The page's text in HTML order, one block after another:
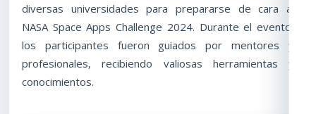
diversas universidades para prepararse de cara al
NASA Space Apps Challenge 2024. Durante el evento,
los participantes fueron guiados por mentores y
profesionales, recibiendo valiosas herramientas y
conocimientos.